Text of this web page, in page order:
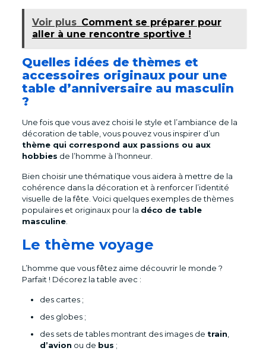
Voir plus Comment se préparer pour
aller à une rencontre sportive !
Quelles idées de thèmes et
accessoires originaux pour une
table d’anniversaire au masculin
?
Une fois que vous avez choisi le style et l’ambiance de la
décoration de table, vous pouvez vous inspirer d’un
thème qui correspond aux passions ou aux
hobbies de l’homme à l’honneur.
Bien choisir une thématique vous aidera à mettre de la
cohérence dans la décoration et à renforcer l’identité
visuelle de la fête. Voici quelques exemples de thèmes
populaires et originaux pour la déco de table
masculine.
Le thème voyage
L’homme que vous fêtez aime découvrir le monde ?
Parfait ! Décorez la table avec :
des cartes ;
des globes ;
des sets de tables montrant des images de train
d’avion ou de bus ;